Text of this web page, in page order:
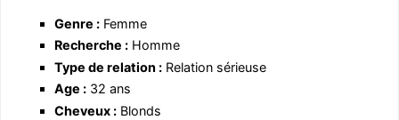
Genre :Femme
Recherche :Homme
Type de relation :Relation sérieuse
Age :32 ans
Cheveux :Blonds